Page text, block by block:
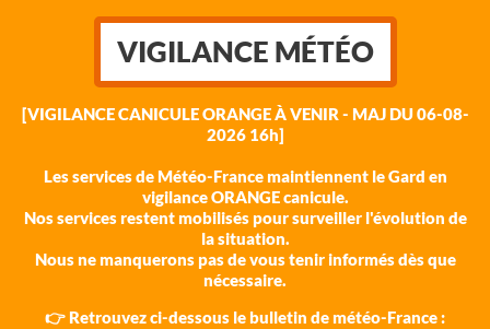
VIGILANCE MÉTÉO
[VIGILANCE CANICULE ORANGE À VENIR - MAJ DU 06-08-
2026 16h]
Les services de Météo-France maintiennent le Gard en
vigilance ORANGE canicule.
Nos services restent mobilisés pour surveiller l'évolution de
la situation.
Nous ne manquerons pas de vous tenir informés dès que
nécessaire.
👉 Retrouvez ci-dessous le bulletin de météo-France :